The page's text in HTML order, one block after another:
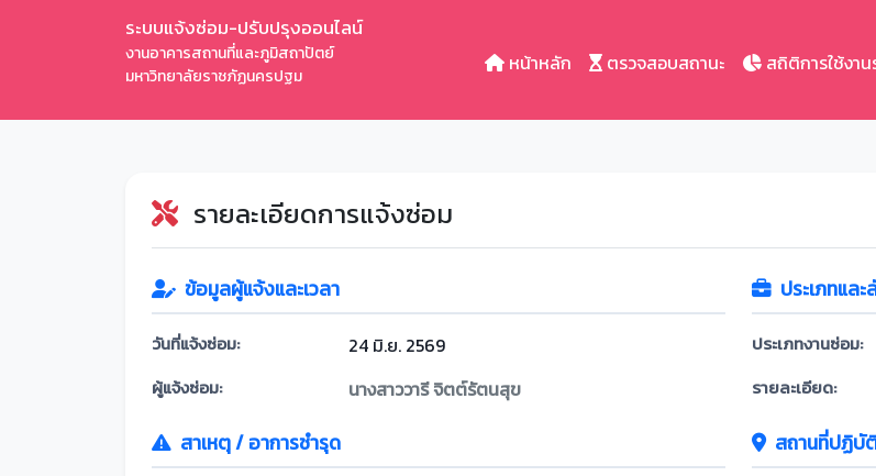
ระบบแจ้งซ่อม-ปรับปรุงออนไลน์
งานอาคารสถานที่และภูมิสถาปัตย์
มหาวิทยาลัยราชภัฏนครปฐม
หน้าหลัก ตรวจสอบสถานะ สถิติการใช้งาน
รายละเอียดการแจ้งซ่อม
ข้อมูลผู้แจ้งและเวลา
วันที่แจ้งซ่อม: 24 มิ.ย. 2569
ผู้แจ้งซ่อม: นางสาววารี จิตต์รัตนสุข
ประเภทแล
ประเภทงานซ่อม:
รายละเอียด:
สาเหตุ / อาการชำรุด สถานที่ปฏิบั